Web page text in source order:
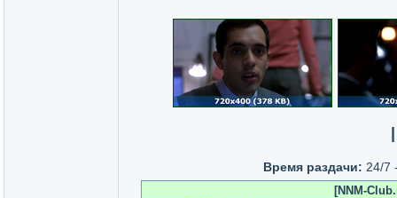
Время раздачи: 24/7
[NNM-